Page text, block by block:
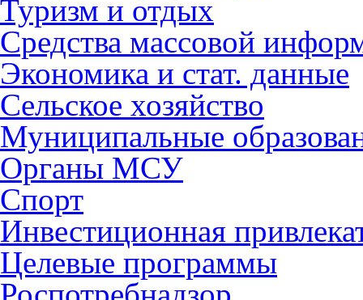
Туризм и отдых
Средства массовой
Экономика и стат. данные
Сельское хозяйство
Муниципальные
Органы МСУ
Спорт
Инвестиционная
Целевые программы